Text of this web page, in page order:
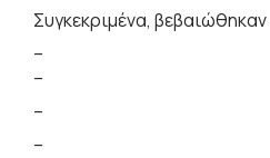
Συγκεκριμένα, βεβαιώθηκαν
–
–
–
–